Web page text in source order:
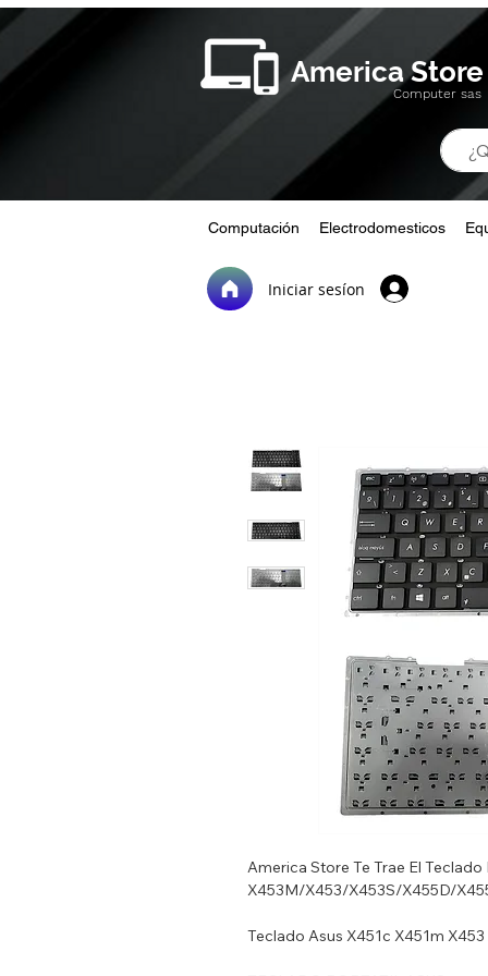
America Store
Computer sas
Computación Electrodomesticos
Iniciar sesíon
America Store Te Trae El
X453M/X453/X453S/X455D/
Teclado Asus X451c X451m